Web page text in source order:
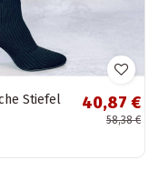
Stiefel
40,87 €
58,38 €